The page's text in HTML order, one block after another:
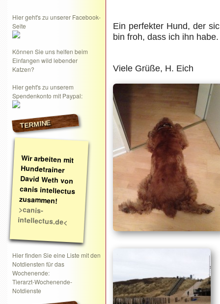
Hier geht's zu unserer Facebook-
Seite
Können Sie uns helfen beim
Einfangen wild lebender
Katzen?
Hier geht's zu unserem
Spendenkonto mit Paypal:
TERMINE
Wir arbeiten mit
Hundetrainer
David Weth von
canis intellectus
zusammen!
>canis-
intellectus.de<
Hier finden Sie eine Liste mit den
Notdiensten für das
Wochenende:
Tierarzt-Wochenende-
Notdienste
Ein perfekter Hund, der
bin froh, dass ich ihn habe.
Viele Grüße, H. Eich